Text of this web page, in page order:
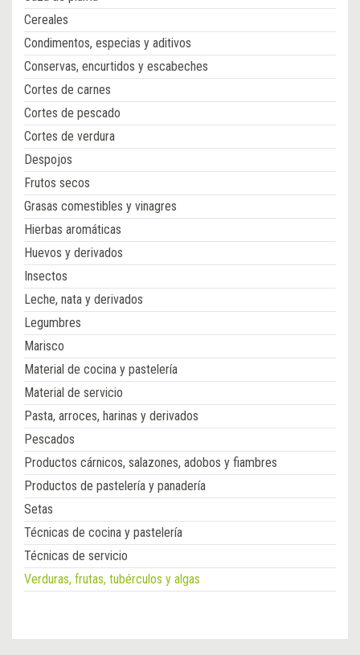
Cereales
Condimentos, especias y aditivos
Conservas, encurtidos y escabeches
Cortes de carnes
Cortes de pescado
Cortes de verdura
Despojos
Frutos secos
Grasas comestibles y vinagres
Hierbas aromáticas
Huevos y derivados
Insectos
Leche, nata y derivados
Legumbres
Marisco
Material de cocina y pastelería
Material de servicio
Pasta, arroces, harinas y derivados
Pescados
Productos cárnicos, salazones, adobos y fiambres
Productos de pastelería y panadería
Setas
Técnicas de cocina y pastelería
Técnicas de servicio
Verduras, frutas, tubérculos y algas